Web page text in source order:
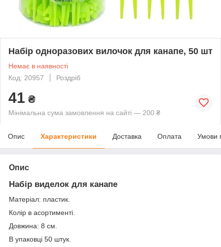
Набір одноразових вилочок для канапе, 50 шт
Немає в наявності
Код: 20957
Роздріб
41 ₴
Мінімальна сума замовлення на сайті — 200 ₴
Опис Характеристики Доставка Оплата Умови
Опис
Набір виделок для канапе
Матеріал: пластик.
Колір в асортименті.
Довжина: 8 см.
В упаковці 50 штук.